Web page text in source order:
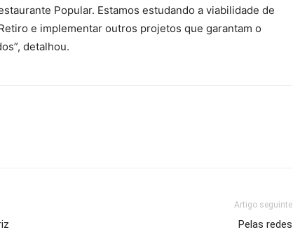
Popular. Estamos estudando a viabilidade de
e implementar outros projetos que garantam o
detalhou.
Artigo seguinte
Pelas redes